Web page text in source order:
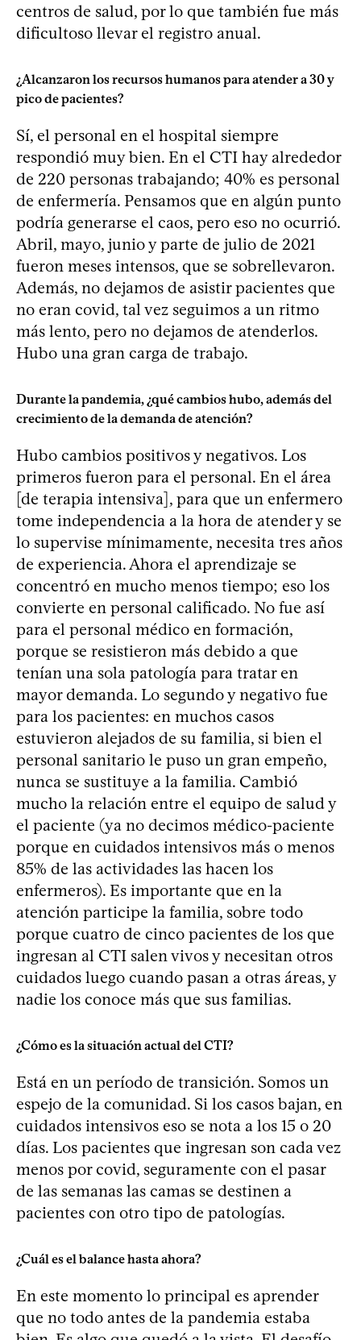
centros de salud, por lo que también fue más
dificultoso llevar el registro anual.
¿Alcanzaron los recursos humanos para atender a 30 y
pico de pacientes?
Sí, el personal en el hospital siempre
respondió muy bien. En el CTI hay alrededor
de 220 personas trabajando; 40% es personal
de enfermería. Pensamos que en algún punto
podría generarse el caos, pero eso no ocurrió.
Abril, mayo, junio y parte de julio de 2021
fueron meses intensos, que se sobrellevaron.
Además, no dejamos de asistir pacientes que
no eran covid, tal vez seguimos a un ritmo
más lento, pero no dejamos de atenderlos.
Hubo una gran carga de trabajo.
Durante la pandemia, ¿qué cambios hubo, además del
crecimiento de la demanda de atención?
Hubo cambios positivos y negativos. Los
primeros fueron para el personal. En el área
[de terapia intensiva], para que un enfermero
tome independencia a la hora de atender y se
lo supervise mínimamente, necesita tres años
de experiencia. Ahora el aprendizaje se
concentró en mucho menos tiempo; eso los
convierte en personal calificado. No fue así
para el personal médico en formación,
porque se resistieron más debido a que
tenían una sola patología para tratar en
mayor demanda. Lo segundo y negativo fue
para los pacientes: en muchos casos
estuvieron alejados de su familia, si bien el
personal sanitario le puso un gran empeño,
nunca se sustituye a la familia. Cambió
mucho la relación entre el equipo de salud y
el paciente (ya no decimos médico-paciente
porque en cuidados intensivos más o menos
85% de las actividades las hacen los
enfermeros). Es importante que en la
atención participe la familia, sobre todo
porque cuatro de cinco pacientes de los que
ingresan al CTI salen vivos y necesitan otros
cuidados luego cuando pasan a otras áreas, y
nadie los conoce más que sus familias.
¿Cómo es la situación actual del CTI?
Está en un período de transición. Somos un
espejo de la comunidad. Si los casos bajan, en
cuidados intensivos eso se nota a los 15 o 20
días. Los pacientes que ingresan son cada vez
menos por covid, seguramente con el pasar
de las semanas las camas se destinen a
pacientes con otro tipo de patologías.
¿Cuál es el balance hasta ahora?
En este momento lo principal es aprender
que no todo antes de la pandemia estaba